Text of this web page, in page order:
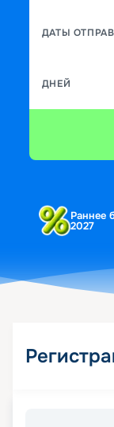
ДАТЫ
ДНЕЙ
Раннее
2027